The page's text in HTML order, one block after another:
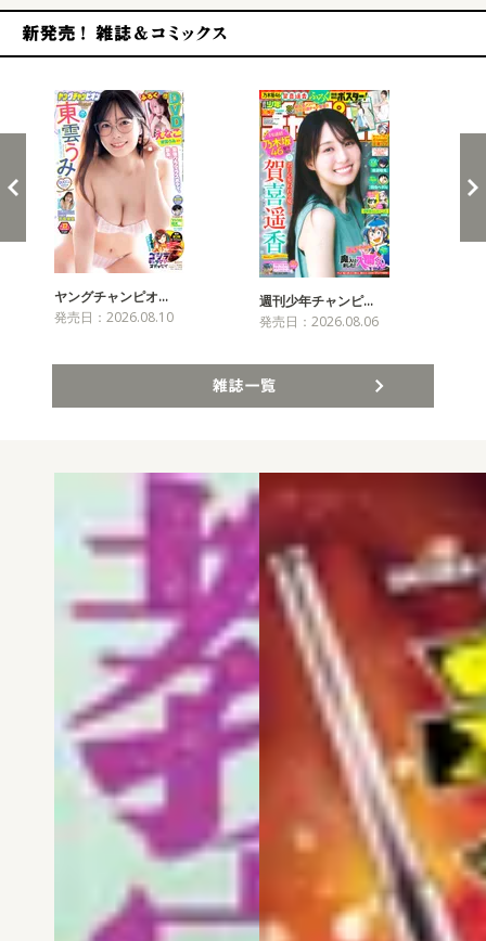
ヤングチャンピオ…
発売日：2026.08.10
週刊少年チャンピ…
発売日：2026.08.06